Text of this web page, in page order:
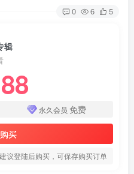
0 6 5
辑
永久会员 免费
买
议登陆后购买，可保存购买订单